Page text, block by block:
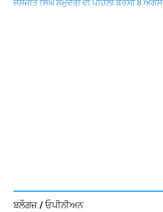
ਜਸਜੀਤ ਸਿੰਘ ਸਮੁੰਦਰੀ ਦੀ ਪਹਿਲੀ ਬਰਸੀ 8
ਬਲੌਗਜ਼ / ਓਪੀਨੀਅਨ